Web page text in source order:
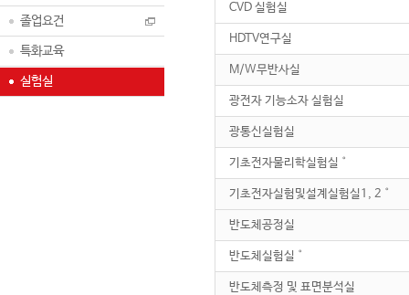
졸업요건
특화교육
실험실
CVD 실험실
HDTV연구실
M/W무반사실
광전자 기능소자 실험실
광통신실험실
기초전자물리학실험실˚
기초전자실험및설계실험실1, 2˚
반도체공정실
반도체실험실˚
반도체측정 및 표면분석실